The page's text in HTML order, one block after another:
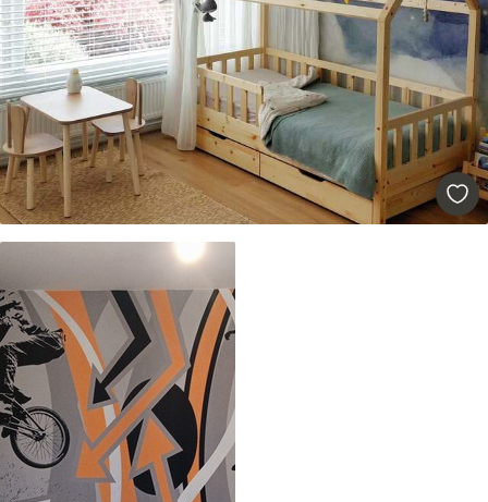
solapamiento.
Materiales disponibles
Estándar
33166.6719900.00$/m²
Premium
Vinilo Premium
43816 .6726290 .00$/m²